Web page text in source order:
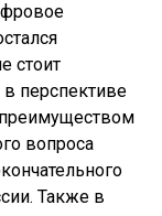
стоит
перспективе
преимуществом
вопроса
Также в